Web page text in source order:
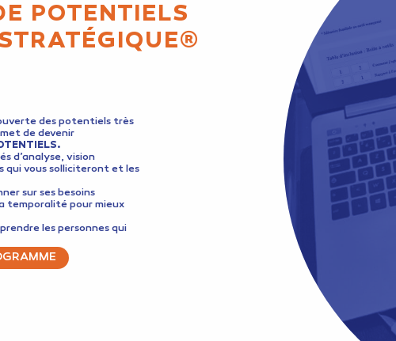
POTENTIELS
des potentiels très
de devenir
d’analyse, vision
qui vous solliciteront et les
sur ses besoins
temporalité pour mieux
les personnes qui